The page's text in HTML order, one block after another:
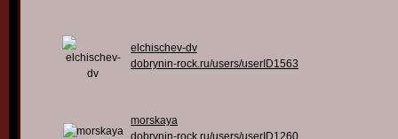
elchischev-dv
dobrynin-rock.ru/users/userID1563
morskaya
dobrynin-rock.ru/users/userID1260